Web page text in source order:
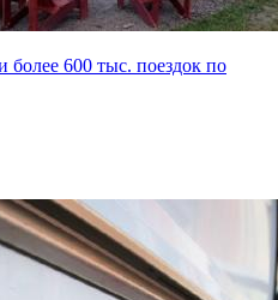
более 600 тыс. поездок по